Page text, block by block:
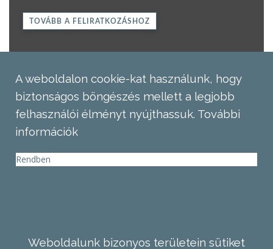
TOVÁBB A FELIRATKOZÁSHOZ
A weboldalon cookie-kat használunk, hogy
biztonságos böngészés mellett a legjobb
felhasználói élményt nyújthassuk. További
információk
Rendben
Weboldalunk bizonyos területein sütiket